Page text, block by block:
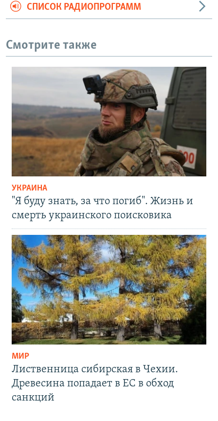
СПИСОК РАДИОПРОГРАММ
Смотрите также
УКРАИНА
"Я буду знать, за что погиб". Жизнь и
смерть украинского поисковика
МИР
Лиственница сибирская в Чехии.
Древесина попадает в ЕС в обход
санкций